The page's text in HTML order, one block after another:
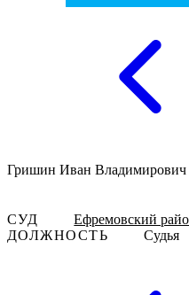
Гришин Иван Владимирович
СУД
Ефремовский
ДОЛЖНОСТЬ
Судья